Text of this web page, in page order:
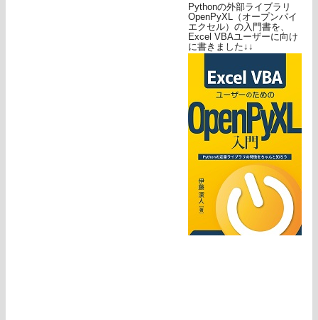
Pythonの外部ライブラリ
OpenPyXL（オープンパイ
エクセル）の入門書を、
Excel VBAユーザーに向け
に書きました↓↓